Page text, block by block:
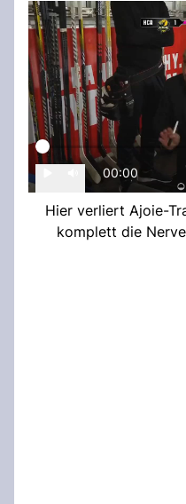
00:00
Hier verliert Ajoie-
komplett die